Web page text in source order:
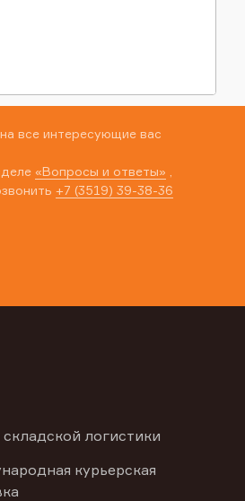
все интересующие вас
«Вопросы и ответы»
+7 (3519) 39-38-36
складской логистики
курьерская